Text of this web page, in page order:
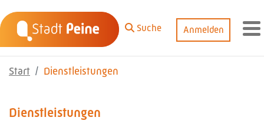
Zum Hauptinhalt springen
Suche
Anmelden
Start Dienstleistungen
Dienstleistungen